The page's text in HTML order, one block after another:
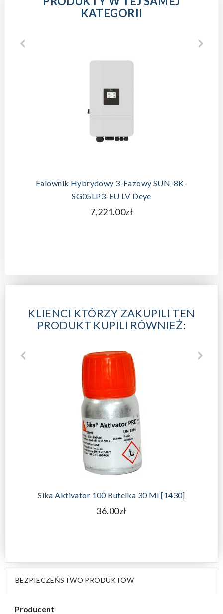
KATEGORII
Falownik Hybrydowy 3-Fazowy SUN-8K-
SG05LP3-EU LV Deye
7,221.00zł
KLIENCI KTÓRZY ZAKUPILI TEN
PRODUKT KUPILI RÓWNIEŻ:
Sika Aktivator 100 Butelka 30 Ml [1430]
36.00zł
BEZPIECZEŃSTWO PRODUKTÓW
Producent